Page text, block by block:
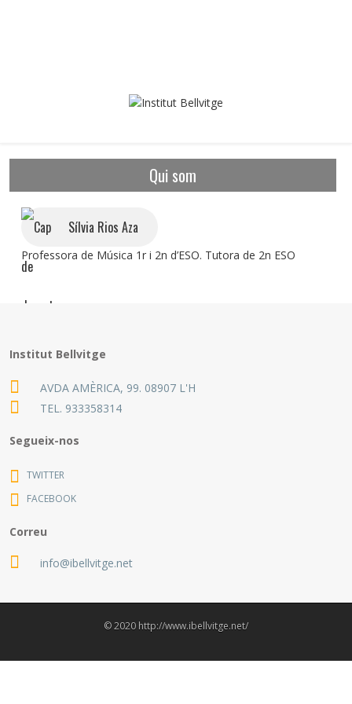
Qui som
Sílvia Rios Aza
Professora de Música 1r i 2n d’ESO. Tutora de 2n ESO
Institut Bellvitge
AVDA AMÈRICA, 99. 08907 L'H
TEL. 933358314
Segueix-nos
TWITTER
FACEBOOK
Correu
info@ibellvitge.net
© 2020 http://www.ibellvitge.net/